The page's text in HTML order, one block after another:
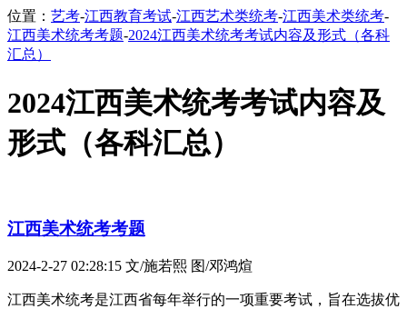
位置： 艺考-江西教育考试-江西艺术类统考-江西美术类统考-
江西美术统考考题-2024江西美术统考考试内容及形式（各科
汇总）
2024江西美术统考考试内容及
形式（各科汇总）
江西美术统考考题
2024-2-27 02:28:15 文/施若熙 图/邓鸿煊
江西美术统考是江西省每年举行的一项重要考试，旨在选拔优